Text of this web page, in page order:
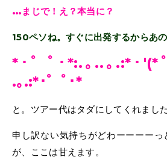
…まじで！え？本当に？
150ペソね。すぐに出発するからあの
*･゜ﾟ･*:.｡..｡.:*･'(*
.｡.:*･゜ﾟ･*
と。ツアー代はタダにしてくれました
申し訳ない気持ちがどわーーーーっ
が、ここは甘えます。